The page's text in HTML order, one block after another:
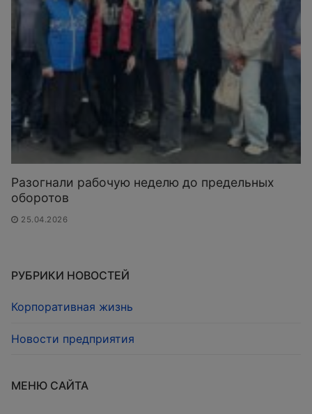
Разогнали рабочую неделю до предельных
оборотов
25.04.2026
РУБРИКИ НОВОСТЕЙ
Корпоративная жизнь
Новости предприятия
МЕНЮ САЙТА